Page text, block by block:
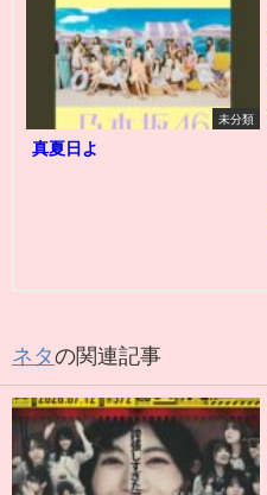
未分類
真夏日よ
ネタの関連記事